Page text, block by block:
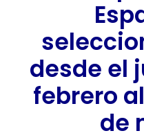
F.V.H.
CONTACTO
EU
desde el
febrero
de